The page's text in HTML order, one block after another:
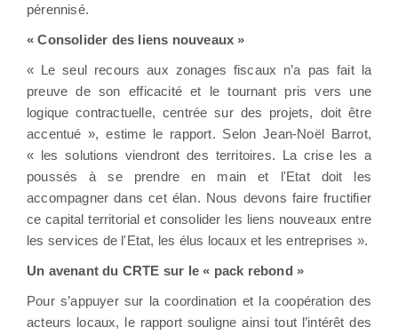
pérennisé.
« Consolider des liens nouveaux »
« Le seul recours aux zonages fiscaux n’a pas fait la
preuve de son efficacité et le tournant pris vers une
logique contractuelle, centrée sur des projets, doit être
accentué », estime le rapport. Selon Jean-Noël Barrot,
« les solutions viendront des territoires. La crise les a
poussés à se prendre en main et l'Etat doit les
accompagner dans cet élan. Nous devons faire fructifier
ce capital territorial et consolider les liens nouveaux entre
les services de l'Etat, les élus locaux et les entreprises ».
Un avenant du CRTE sur le « pack rebond »
Pour s’appuyer sur la coordination et la coopération des
acteurs locaux, le rapport souligne ainsi tout l’intérêt des